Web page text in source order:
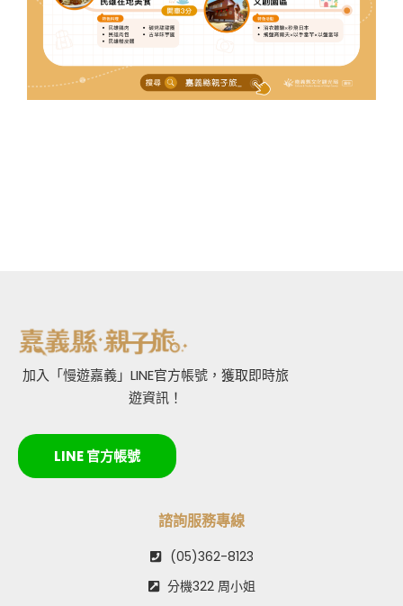
加入「慢遊嘉義」LINE官方帳號，獲取即時旅
遊資訊！
LINE 官方帳號
諮詢服務專線
(05)362-8123
分機322 周小姐